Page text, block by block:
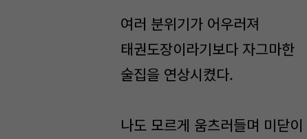
여러 분위기가 어우러져
태권도장이라기보다 자그마한
술집을 연상시켰다.
나도 모르게 움츠러들며 미닫이